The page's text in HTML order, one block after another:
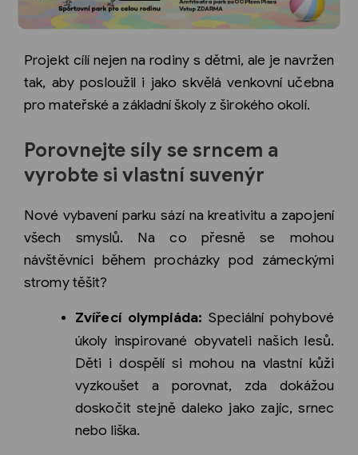
Projekt cílí nejen na rodiny s dětmi, ale je navržen
tak, aby posloužil i jako skvělá venkovní učebna
pro mateřské a základní školy z širokého okolí.
Porovnejte síly se srncem a
vyrobte si vlastní suvenýr
Nové vybavení parku sází na kreativitu a zapojení
všech smyslů. Na co přesně se mohou
návštěvníci během procházky pod zámeckými
stromy těšit?
Zvířecí olympiáda: Speciální pohybové
úkoly inspirované obyvateli našich lesů.
Děti i dospělí si mohou na vlastní kůži
vyzkoušet a porovnat, zda dokážou
doskočit stejně daleko jako zajíc, srnec
nebo liška.